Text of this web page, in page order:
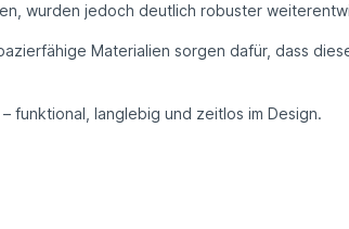
, wurden jedoch deutlich robuster
Materialien sorgen dafür, dass
– funktional, langlebig und zeitlos im Design.